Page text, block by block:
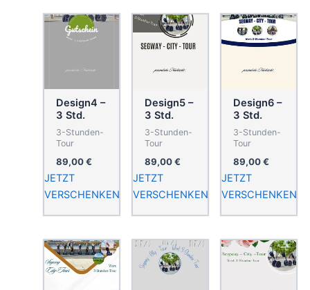
Design4 –
3 Std.
3-Stunden-
Tour
89,00€
JETZT
VERSCHENKEN
Design5 –
3 Std.
3-Stunden-
Tour
89,00€
JETZT
VERSCHENKEN
Design6 –
3 Std.
3-Stunden-
Tour
89,00€
JETZT
VERSCHENKEN